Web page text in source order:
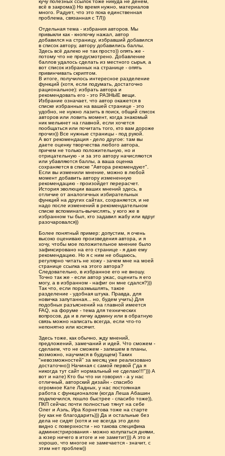
кучу полезных ссылок тоже никуда не денем,
всё в закрома)) Но время нужно, материалов
много. Радует, что это пока единственная
проблема, связанная с ТЛ))
Отдельная тема - избрания авторов. Мы
привыкли как - кнопочку нажал, автор
добавился на страницу, избравший добавился
в список автору, автору добавились баллы.
Здесь всё далеко не так просто)) опять же -
потому что не предусмотрено. Добавление
баллов удалось сделать из местного сырья, а
вот список избранных на странице - опять
привинчивать скриптом.
В итоге, получилось интересное разделение
функций (хотя, если подумать, достаточно
рациональное): избрать автора и
рекомендовать его - это РАЗНЫЕ вещи.
Избрание означает, что автор окажется в
списке избранных на вашей странице - это
удобно, не нужно лазить в поиск, общий список
авторов или ловить момент, когда знакомый
ник мелькнет на главной, если хочется
пообщаться или почитать того, кто вам дороже
прочих)) Все нужные страницы - под рукой.
А вот рекомендация - дело другое: там вы
даете оценку творчества любого автора,
причем не только положительную, но и
отрицательную - и за это автору начисляются
или убавляются баллы, а ваша оценка
сохраняется в списке "Автора рекомендуют".
Если вы изменили мнение, можно в любой
момент добавить автору измененную
рекомендацию - произойдет перерасчет.
История эволюции ваших мнений здесь, в
отличие от аналогичных избирательных
функций на других сайтах, сохраняется, и не
надо после изменений в рекомендательном
списке вспоминать-вычислять, у кого же в
избранном ты был, кто задавил жабу или вдруг
разочаровался))
Более понятный пример: допустим, я очень
высоко оцениваю произведения автора, и я
хочу, чтобы мое положительное мнение было
зафиксировано на его странице - я даю ему
рекомендацию. Но я с ним не общаюсь,
регулярно читать не хожу - зачем мне на моей
странице ссылка на этого автора?
Следовательно, в избранное его не вношу.
Точно так же - если автор ужас, оценить я его
могу, а в избранном - нафиг он мне сдался?)))
Так что, если поразмышлять, такое
разделение - удобная штука. Правда, для
новичка запутанная... но, будем учить) Для
подобных разъяснений на главной имеется
FAQ, на форуме - тема для технических
вопросов, да и в личку админу или в обратную
связь можно написать всегда, если что-то
непонятно или косячит.
Здесь тоже, как обычно, жду мнений,
предложений, замечаний и идей. Что сможем -
сделаем, что не сможем - запишем в планы,
возможно, научимся в будущем) Таких
"невозможностей" за месяц уже реализовано
достаточно)) Начиная с самой первой ("да я
никогда тут сайт нормальный не сделаю!!!"))) А
вот и нате) Кто бы что ни говорил - а у нас
отличный, авторский дизайн - спасибо
огромное Кате Ладных, у нас постоянная
работа с функционалом (когда Леша Абашин
подключился, пошло быстрее - спасибо тоже)),
ПКП сейчас почти полностью тянут на себе
Олег и Аэль, Ира Корнетова тоже на старте
(ну как не благодарить))) Да и остальные без
дела не сидят (хотя и не всегда это дело
видно с поверхности - но такова специфика
администрирования - можно колупаться днями,
а юзер ничего в итоге и не заметит))) А это и
хорошо, что многое не замечается - значит, с
этим нет проблем))